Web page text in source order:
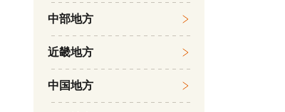
中部地方
近畿地方
中国地方